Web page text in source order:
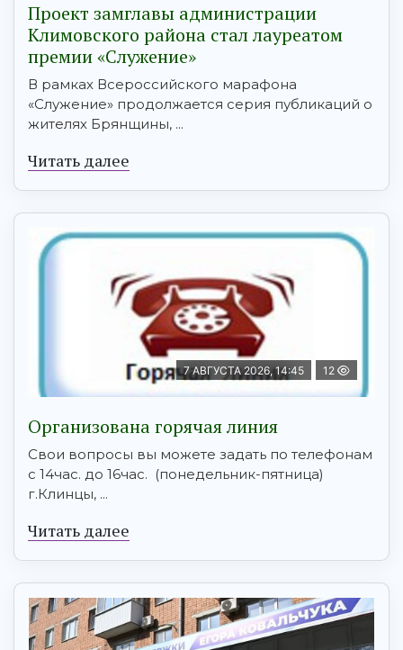
Проект замглавы администрации
Климовского района стал лауреатом
премии «Служение»
В рамках Всероссийского марафона
«Служение» продолжается серия публикаций о
жителях Брянщины, ...
Читать далее
7 АВГУСТА 2026, 14:45 12
Организована горячая линия
Свои вопросы вы можете задать по телефонам
с 14час. до 16час. (понедельник-пятница)
г.Клинцы, ...
Читать далее